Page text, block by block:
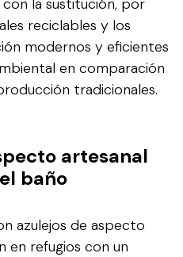
reciclables y los
modernos y eficientes
en comparación
tradicionales.
artesanal
baño
azulejos de aspecto
en refugios con un